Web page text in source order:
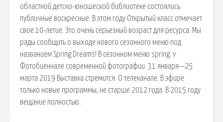
областной детско-юношеской библиотеке состоялись
публичные воскресные. В этом году Открытый класс отмечает
свое 10-летие. Это очень серьезный возраст для ресурса. Мы
рады сообщить о выходе нового сезонного меню под
названием Spring Dreams! В сезонном меню spring. v
Фотобиеннале современной фотографии. 31 января—25
марта 2019 Выставка стремится. О телеканале. В эфире
только новые программы, не старше 2012 года. В 2015 году
вещание полностью.